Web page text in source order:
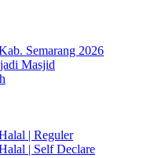
Semarang 2026
Masjid
| Reguler
| Self Declare